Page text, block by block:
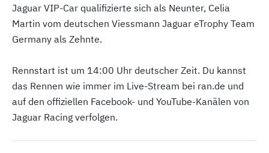
Jaguar VIP-Car qualifizierte sich als Neunter, Celia
Martin vom deutschen Viessmann Jaguar eTrophy Team
Germany als Zehnte.
Rennstart ist um 14:00 Uhr deutscher Zeit. Du kannst
das Rennen wie immer im Live-Stream bei ran.de und
auf den offiziellen Facebook- und YouTube-Kanälen von
Jaguar Racing verfolgen.